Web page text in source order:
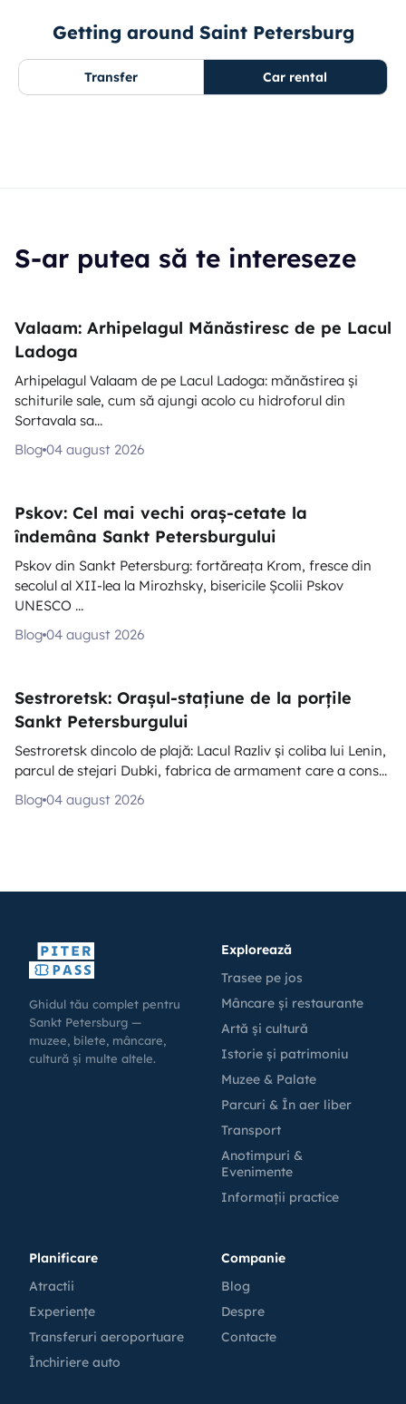
Getting around Saint Petersburg
Transfer Car rental
S-ar putea să te intereseze
Valaam: Arhipelagul Mănăstiresc de pe Lacul
Ladoga
Arhipelagul Valaam de pe Lacul Ladoga: mănăstirea și
schiturile sale, cum să ajungi acolo cu hidroforul din
Sortavala sa...
Blog 04 august 2026
Pskov: Cel mai vechi oraș-cetate la
îndemâna Sankt Petersburgului
Pskov din Sankt Petersburg: fortăreața Krom, fresce din
secolul al XII-lea la Mirozhsky, bisericile Școlii Pskov
UNESCO ...
Blog 04 august 2026
Sestroretsk: Orașul-stațiune de la porțile
Sankt Petersburgului
Sestroretsk dincolo de plajă: Lacul Razliv și coliba lui Lenin,
parcul de stejari Dubki, fabrica de armament care a cons...
Blog 04 august 2026
Ghidul tău complet pentru
Sankt Petersburg —
muzee, bilete, mâncare,
cultură și multe altele.
Explorează
Trasee pe jos
Mâncare și restaurante
Artă și cultură
Istorie și patrimoniu
Muzee & Palate
Parcuri & În aer liber
Transport
Anotimpuri &
Evenimente
Informații practice
Planificare
Atractii
Experiențe
Transferuri aeroportuare
Închiriere auto
Companie
Blog
Despre
Contacte